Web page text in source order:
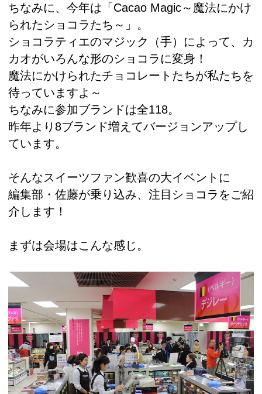
ちなみに、今年は「Cacao Magic～魔法にかけ
られたショコラたち～」。
ショコラティエのマジック（手）によって、カ
カオがいろんな形のショコラに変身！
魔法にかけられたチョコレートたちが私たちを
待っていますよ～
ちなみに参加ブランドは全118。
昨年より8ブランド増えてバージョンアップし
ています。
そんなスイーツファン歓喜の大イベントに
編集部・佐藤が乗り込み、注目ショコラをご紹
介します！
まずは会場はこんな感じ。